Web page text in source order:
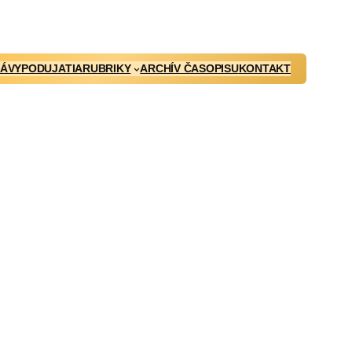
PODUJATIARUBRIKY ARCHÍV ČASOPISUKONTAKT